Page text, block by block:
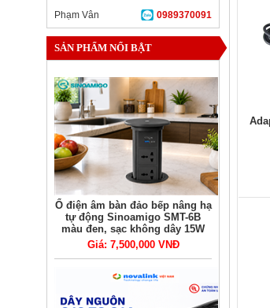
0989370091
Phạm Vân
SẢN PHẨM NỔI BẬT
Ổ điện âm bàn đảo bếp nâng hạ
tự động Sinoamigo SMT-6B
màu đen, sạc không dây 15W
Giá: 7,500,000 VNĐ